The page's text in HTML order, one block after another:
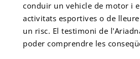
conduir un vehicle de motor i
activitats esportives o de
un risc. El testimoni de
poder comprendre les